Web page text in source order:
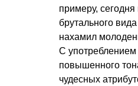
примеру,
брутального
нахамил
С
повышенного
чудесных